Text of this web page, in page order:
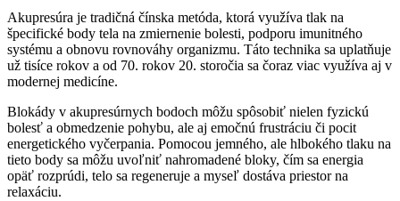
Akupresúra je tradičná čínska metóda, ktorá využíva tlak na
špecifické body tela na zmiernenie bolesti, podporu imunitného
systému a obnovu rovnováhy organizmu. Táto technika sa uplatňuje
už tisíce rokov a od 70. rokov 20. storočia sa čoraz viac využíva aj v
modernej medicíne.
Blokády v akupresúrnych bodoch môžu spôsobiť nielen fyzickú
bolesť a obmedzenie pohybu, ale aj emočnú frustráciu či pocit
energetického vyčerpania. Pomocou jemného, ale hlbokého tlaku na
tieto body sa môžu uvoľniť nahromadené bloky, čím sa energia
opäť rozprúdi, telo sa regeneruje a myseľ dostáva priestor na
relaxáciu.